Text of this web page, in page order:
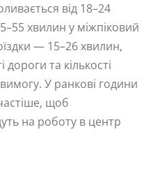
від 18–24
хвилин у міжпіковий
— 15–26 хвилин,
та кількості
У ранкові години
щоб
на роботу в центр